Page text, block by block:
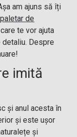
am ajuns să îți
paletar de
te vor ajuta
Despre
imită
și anul acesta în
și este ușor
și